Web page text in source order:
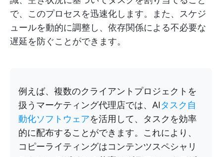
で、このプロセスを迅速化します。また、スケジ
ュールを動的に調整し、依存関係による不必要な
遅延を防ぐことができます。
例えば、複数のクライアントプロジェクトを
扱うマーケティング代理店では、AIタスク自
動化ソフトウェアを活用して、タスクを効率
的に配布することができます。これにより、
コピーライティングはコンテンツスペシャリ